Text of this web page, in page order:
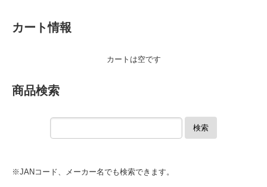
カート情報
カートは空です
商品検索
検索
※JANコード、メーカー名でも検索できます。